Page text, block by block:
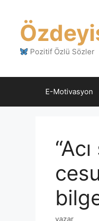
Pozitif Özlü Sözler
E-Motivasyon
yazar